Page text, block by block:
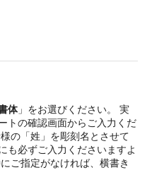
体」をお選びください。 実
トの確認画面からご入力くだ
の「姓」を彫刻名とさせて
も必ずご入力くださいますよ
ご指定がなければ、横書き